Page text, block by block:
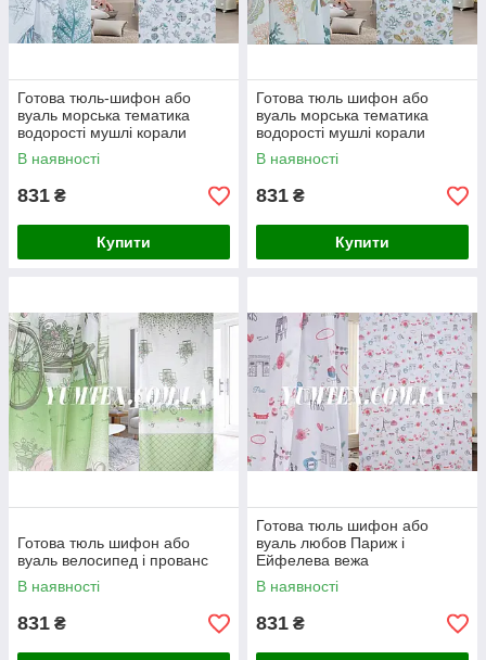
Готова тюль-шифон або
вуаль морська тематика
водорості мушлі корали
бірюзові
В наявності
831 ₴
Купити
Готова тюль шифон або
вуаль морська тематика
водорості мушлі корали
коричневі
В наявності
831 ₴
Купити
Готова тюль шифон або
вуаль велосипед і прованс
В наявності
831 ₴
Готова тюль шифон або
вуаль любов Париж і
Ейфелева вежа
В наявності
831 ₴